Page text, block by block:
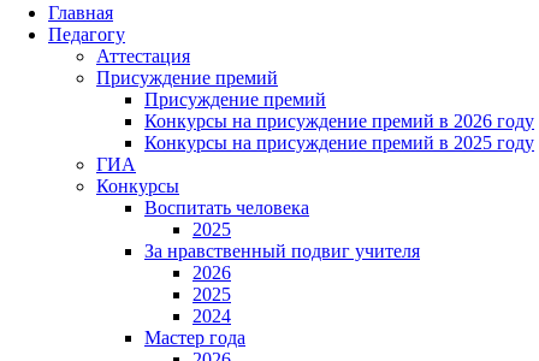
Главная
Педагогу
Аттестация
Присуждение премий
Присуждение премий
Конкурсы на присуждение премий в 2026 году
Конкурсы на присуждение премий в 2025 году
ГИА
Конкурсы
Воспитать человека
2025
За нравственный подвиг учителя
2026
2025
2024
Мастер года